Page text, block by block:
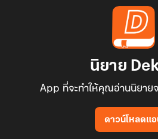
นิยาย
App ที่จะทำให้คุณอ่านนิยาย
ดาวน์โหลดแ